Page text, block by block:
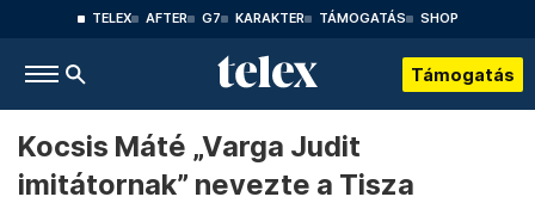
TELEX AFTER G7 KARAKTER TÁMOGATÁS SHOP
Támogatás
Kocsis Máté „Varga Judit
imitátornak” nevezte a Tisza